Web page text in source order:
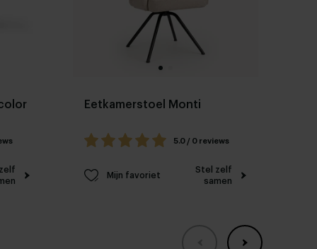
Eetkamerstoel Monti
5.0 / 0 reviews
Mijn favoriet
Stel zelf
samen